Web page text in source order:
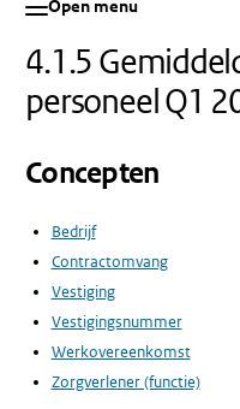
Open menu
4.1.5
personeel Q1
Concepten
Bedrijf
Contractomvang
Vestiging
Vestigingsnummer
Werkovereenkomst
Zorgverlener (functie)